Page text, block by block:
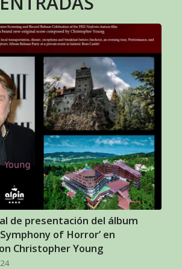
de presentación del álbum
of Horror’ en
Christopher Young